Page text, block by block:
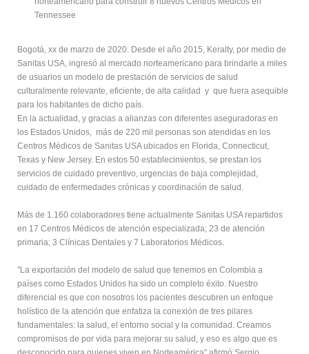
Tennessee
Bogotá, xx de marzo de 2020. Desde el año 2015, Keralty, por medio de
Sanitas USA, ingresó al mercado norteamericano para brindarle a miles
de usuarios un modelo de prestación de servicios de salud
culturalmente relevante, eficiente, de alta calidad y que fuera asequible
para los habitantes de dicho país.
En la actualidad, y gracias a alianzas con diferentes aseguradoras en
los Estados Unidos, más de 220 mil personas son atendidas en los
Centros Médicos de Sanitas USA ubicados en Florida, Connecticut,
Texas y New Jersey. En estos 50 establecimientos, se prestan los
servicios de cuidado preventivo, urgencias de baja complejidad,
cuidado de enfermedades crónicas y coordinación de salud.
Más de 1.160 colaboradores tiene actualmente Sanitas USA repartidos
en 17 Centros Médicos de atención especializada; 23 de atención
primaria; 3 Clínicas Dentales y 7 Laboratorios Médicos.
"La exportación del modelo de salud que tenemos en Colombia a
países como Estados Unidos ha sido un completo éxito. Nuestro
diferencial es que con nosotros los pacientes descubren un enfoque
holístico de la atención que enfatiza la conexión de tres pilares
fundamentales: la salud, el entorno social y la comunidad. Creamos
compromisos de por vida para mejorar su salud, y eso es algo que es